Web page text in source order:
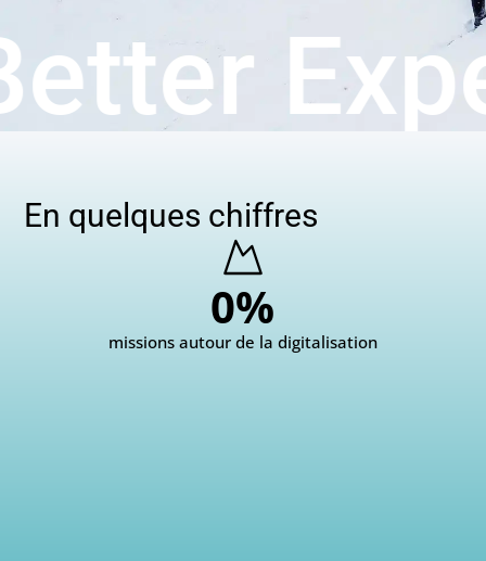
En quelques chiffres
0%
missions autour de la digitalisation